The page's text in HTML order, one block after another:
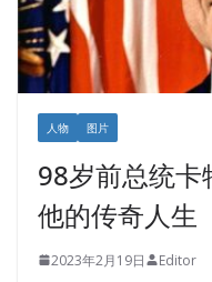
人物 图片
98岁前总统卡
他的传奇人生
2023年2月19日 Editor